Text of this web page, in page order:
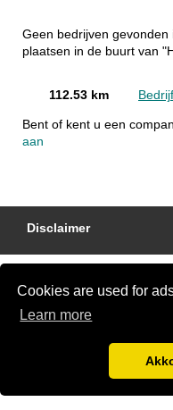
Cookies are used for
Learn more
Geen bedrijven
plaatsen in de buurt van
112.53 km
Bent of kent u een
aan
Disclaimer